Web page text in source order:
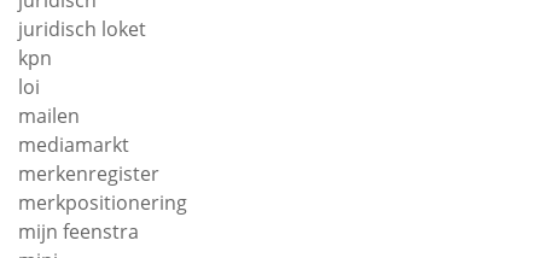
juridisch loket
kpn
loi
mailen
mediamarkt
merkenregister
merkpositionering
mijn feenstra